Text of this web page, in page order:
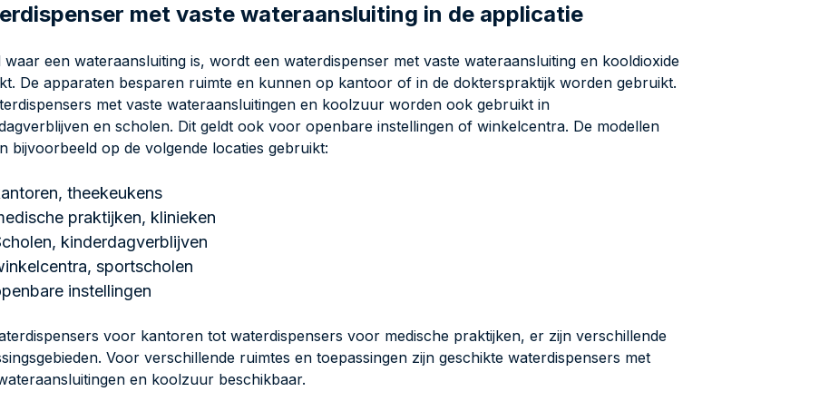
met vaste wateraansluiting in de applicatie
waar een wateraansluiting is, wordt een waterdispenser met vaste wateraansluiting en kooldioxide
De apparaten besparen ruimte en kunnen op kantoor of in de dokterspraktijk worden gebruikt.
met vaste wateraansluitingen en koolzuur worden ook gebruikt in
en scholen. Dit geldt ook voor openbare instellingen of winkelcentra. De modellen
bijvoorbeeld op de volgende locaties gebruikt:
theekeukens
praktijken, klinieken
kinderdagverblijven
sportscholen
instellingen
voor kantoren tot waterdispensers voor medische praktijken, er zijn verschillende
Voor verschillende ruimtes en toepassingen zijn geschikte waterdispensers met
en koolzuur beschikbaar.